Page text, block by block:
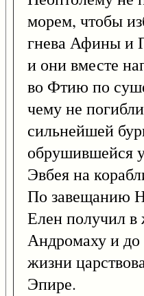
морем, чтобы
гнева Афины и
и они вместе
во Фтию по
чему не
сильнейшей
обрушившейся
Эвбея на
По завещанию
Елен получил
Андромаху и до
жизни
Эпире.